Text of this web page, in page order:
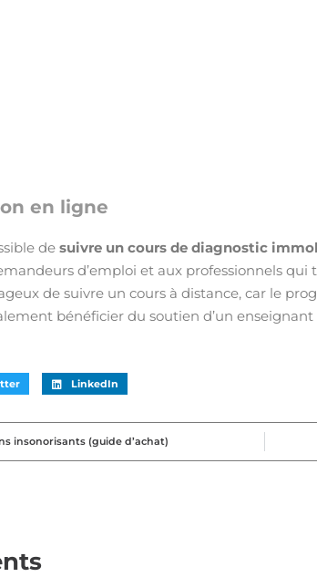
en ligne
de suivre un cours de diagnostic
d’emploi et aux professionnels
de suivre un cours à distance, car le
bénéficier du soutien d’un
LinkedIn
insonorisants (guide d’achat)